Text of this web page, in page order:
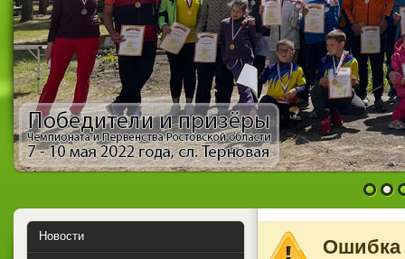
1 2
Ошибка
Новости